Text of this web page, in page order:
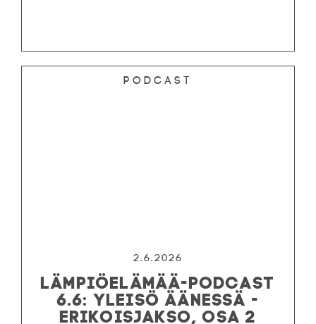
Podcast
2.6.2026
LÄMPIÖELÄMÄÄ-PODCAST
6.6: YLEISÖ ÄÄNESSÄ -
ERIKOISJAKSO, OSA 2